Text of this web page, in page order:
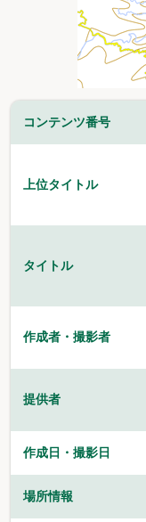
コンテンツ番号
上位タイトル
タイトル
作成者・撮影者
提供者
作成日・撮影日
場所情報